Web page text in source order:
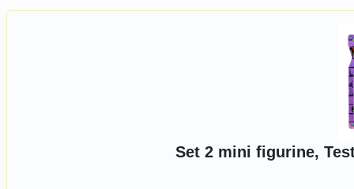
Set 2 mini figurine,